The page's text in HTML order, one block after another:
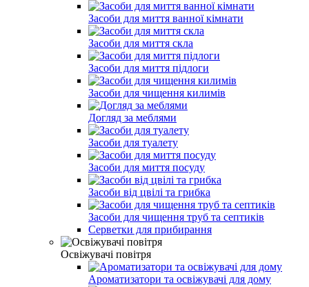
Засоби для миття ванної кімнати
Засоби для миття скла
Засоби для миття підлоги
Засоби для чищення килимів
Догляд за меблями
Засоби для туалету
Засоби для миття посуду
Засоби від цвілі та грибка
Засоби для чищення труб та септиків
Серветки для прибирання
Освіжувачі повітря
Ароматизатори та освіжувачі для дому